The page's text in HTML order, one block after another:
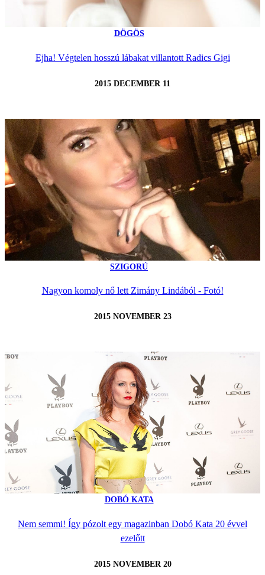
DÖGÖS
Ejha! Végtelen hosszú lábakat villantott Radics Gigi
2015 DECEMBER 11
SZIGORÚ
Nagyon komoly nő lett Zimány Lindából - Fotó!
2015 NOVEMBER 23
DOBÓ KATA
Nem semmi! Így pózolt egy magazinban Dobó Kata 20 évvel
ezelőtt
2015 NOVEMBER 20